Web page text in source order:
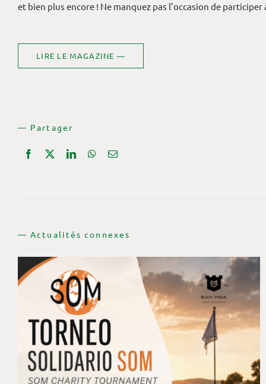
et bien plus encore ! Ne manquez pas l’occasion de
LIRE LE MAGAZINE —
— Partager
— Actualités connexes